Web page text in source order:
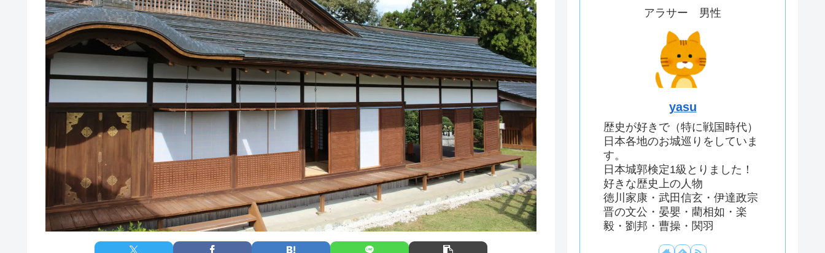
アラサー 男性
yasu
歴史が好きで（特に戦国時代）
日本各地のお城巡りをしていま
す。
日本城郭検定1級とりました！
好きな歴史上の人物
徳川家康・武田信玄・伊達政宗
晋の文公・晏嬰・藺相如・楽
毅・劉邦・曹操・関羽